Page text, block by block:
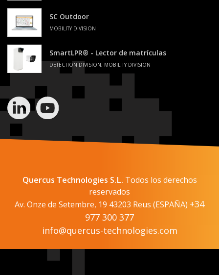
SC Outdoor
MOBILITY DIVISION
SmartLPR® - Lector de matrículas
DETECTION DIVISION, MOBILITY DIVISION
Quercus Technologies S.L. Todos los derechos
reservados
Av. Onze de Setembre, 19 43203 Reus (ESPAÑA) +34
977 300 377
info@quercus-technologies.com